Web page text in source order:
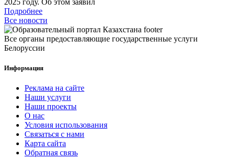
2025 году. Об этом заявил
Подробнее
Все новости
Все органы предоставляющие государственные услуги
Белоруссии
Информация
Реклама на сайте
Наши услуги
Наши проекты
О нас
Условия использования
Связаться с нами
Карта сайта
Обратная связь